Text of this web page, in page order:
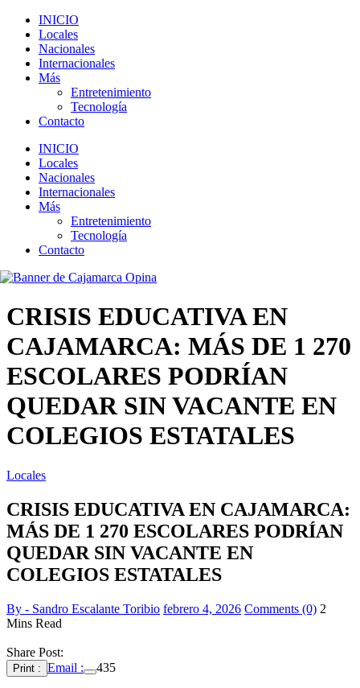
INICIO
Locales
Nacionales
Internacionales
Más
Entretenimiento
Tecnología
Contacto
INICIO
Locales
Nacionales
Internacionales
Más
Entretenimiento
Tecnología
Contacto
CRISIS EDUCATIVA EN
CAJAMARCA: MÁS DE 1 270
ESCOLARES PODRÍAN
QUEDAR SIN VACANTE EN
COLEGIOS ESTATALES
Locales
CRISIS EDUCATIVA EN CAJAMARCA:
MÁS DE 1 270 ESCOLARES PODRÍAN
QUEDAR SIN VACANTE EN
COLEGIOS ESTATALES
By - Sandro Escalante Toribio febrero 4, 2026 Comments (0) 2
Mins Read
Share Post:
Print : Email : 435